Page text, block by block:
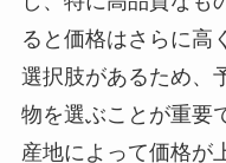
ると価格はさらに高
選択肢があるため、
物を選ぶことが重要
産地によって価格が